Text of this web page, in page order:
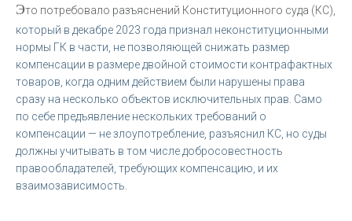
Это потребовало разъяснений Конституционного суда (КС),
который в декабре 2023 года признал неконституционными
нормы ГК в части, не позволяющей снижать размер
компенсации в размере двойной стоимости контрафактных
товаров, когда одним действием были нарушены права
сразу на несколько объектов исключительных прав. Само
по себе предъявление нескольких требований о
компенсации — не злоупотребление, разъяснил КС, но суды
должны учитывать в том числе добросовестность
правообладателей, требующих компенсацию, и их
взаимозависимость.